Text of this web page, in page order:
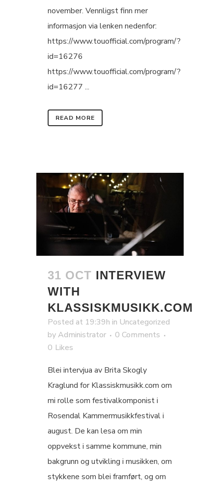
november. Vennligst finn mer
informasjon via lenken nedenfor:
https://www.touofficial.com/program/?
id=16276
https://www.touofficial.com/program/?
id=16277 ...
READ MORE
31 OCT INTERVIEW
WITH
KLASSISKMUSIKK.COM
Posted at 19:39h in Uncategorized
byAdministrator
0 Comments
0 Likes
Blei intervjua av Brita Skogly
Kraglund for Klassiskmusikk.com om
mi rolle som festivalkomponist i
Rosendal Kammermusikkfestival i
august. De kan lesa om min
oppvekst i samme kommune, min
bakgrunn og utvikling i musikken, om
stykkene som blei framført, og om